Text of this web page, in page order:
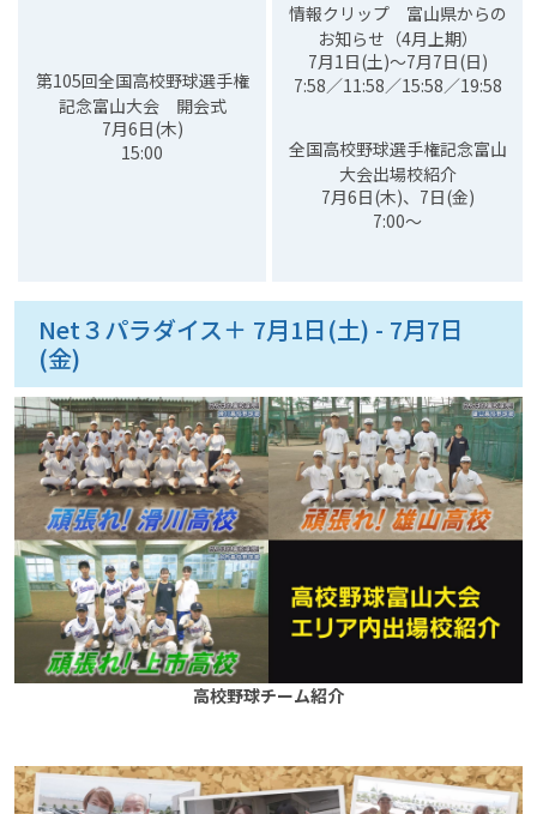
第105回全国高校野球選手権
記念富山大会 開会式
7月6日(木)
15:00
情報クリップ 富山県からの
お知らせ（4月上期）
7月1日(土)～7月7日(日)
7:58／11:58／15:58／19:58
全国高校野球選手権記念富山
大会出場校紹介
7月6日(木)、7日(金)
7:00～
Net３パラダイス＋ 7月1日(土) - 7月7日
(金)
高校野球チーム紹介